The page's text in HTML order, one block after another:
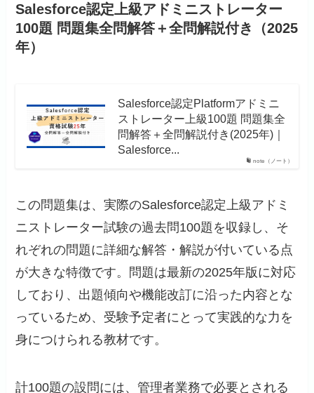
Salesforce認定上級アドミニストレーター
100題 問題集全問解答＋全問解説付き（2025
年）
note（ノート）
Salesforce認定Platformアドミニ
ストレーター上級100題 問題集全
問解答＋全問解説付き(2025年)｜
Salesforce...
この問題集は、実際のSalesforce認定上級アドミ
ニストレーター試験の過去問100題を収録し、そ
れぞれの問題に詳細な解答・解説が付いている点
が大きな特徴です。問題は最新の2025年版に対応
しており、出題傾向や機能改訂に沿った内容とな
っているため、受験予定者にとって実践的な力を
身につけられる教材です。
計100題の設問には、管理者業務で必要とされる